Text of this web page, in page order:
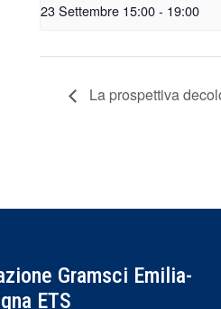
23 Settembre 15:00- 19:00
La prospettiva
Gramsci Emilia-
ETS